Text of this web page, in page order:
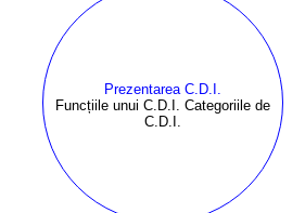
Prezentarea C.D.I.
Funcțiile unui C.D.I. Categoriile de
C.D.I.